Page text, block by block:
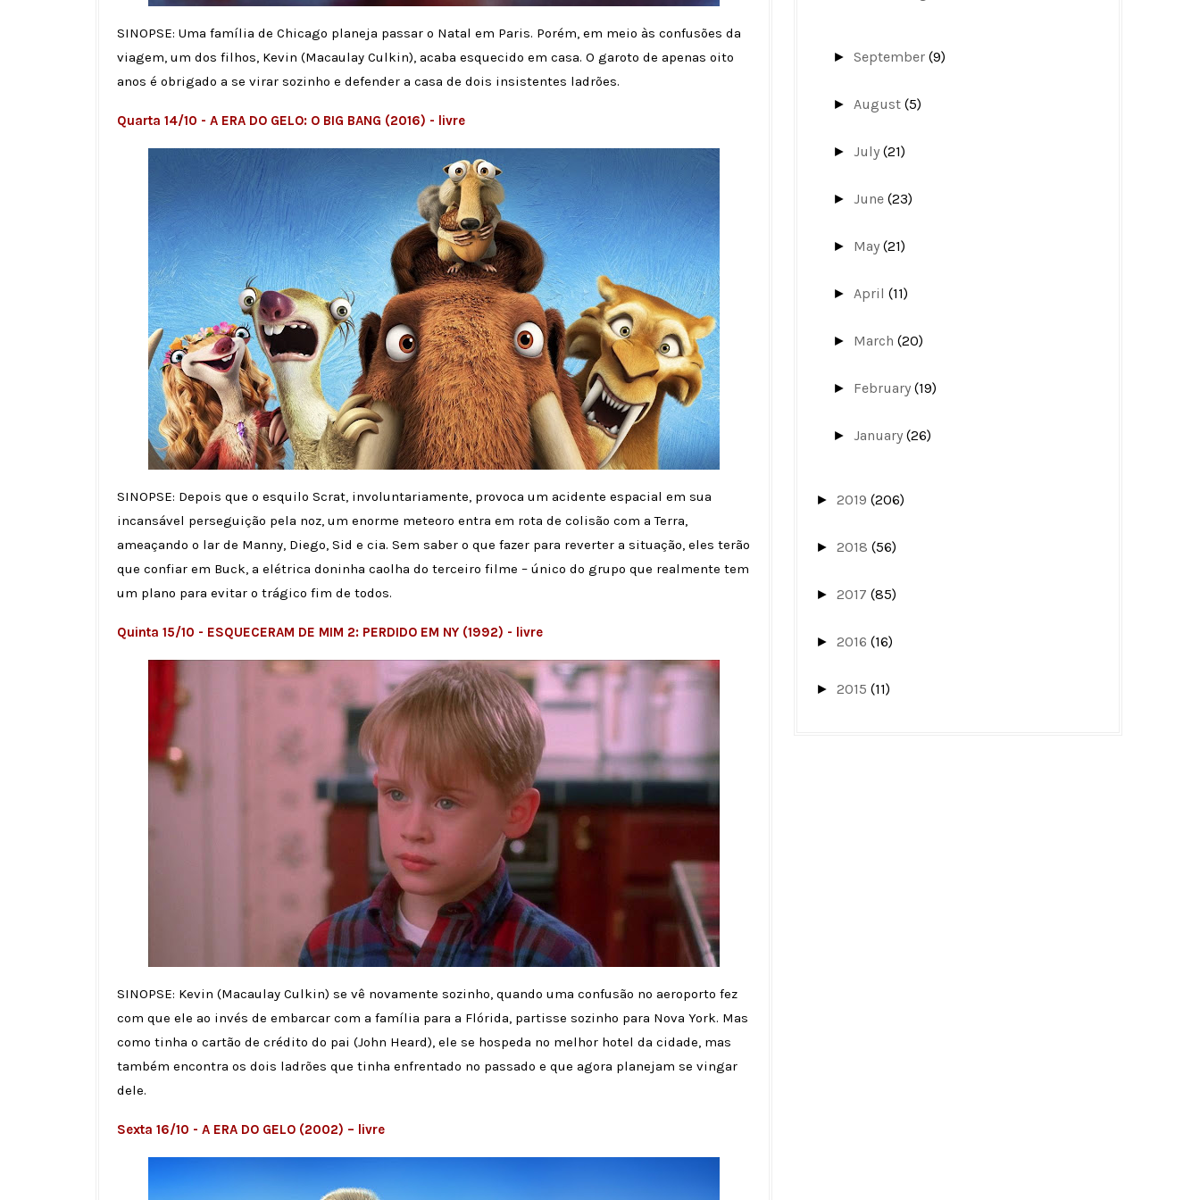
SINOPSE: Uma família de Chicago planeja passar o Natal em Paris. Porém, em meio às confusões da
viagem, um dos filhos, Kevin (Macaulay Culkin), acaba esquecido em casa. O garoto de apenas oito
anos é obrigado a se virar sozinho e defender a casa de dois insistentes ladrões.
Quarta 14/10 - A ERA DO GELO: O BIG BANG (2016) - livre
SINOPSE: Depois que o esquilo Scrat, involuntariamente, provoca um acidente espacial em sua
incansável perseguição pela noz, um enorme meteoro entra em rota de colisão com a Terra,
ameaçando o lar de Manny, Diego, Sid e cia. Sem saber o que fazer para reverter a situação, eles terão
que confiar em Buck, a elétrica doninha caolha do terceiro filme – único do grupo que realmente tem
um plano para evitar o trágico fim de todos.
Quinta 15/10 - ESQUECERAM DE MIM 2: PERDIDO EM NY (1992) - livre
SINOPSE: Kevin (Macaulay Culkin) se vê novamente sozinho, quando uma confusão no aeroporto fez
com que ele ao invés de embarcar com a família para a Flórida, partisse sozinho para Nova York. Mas
como tinha o cartão de crédito do pai (John Heard), ele se hospeda no melhor hotel da cidade, mas
também encontra os dois ladrões que tinha enfrentado no passado e que agora planejam se vingar
dele.
Sexta 16/10 - A ERA DO GELO (2002) – livre
►September(9)
► August(5)
►July(21)
►June(23)
► May(21)
► April(11)
► March(20)
► February(19)
►January(26)
► 2019 (206)
► 2018 (56)
► 2017 (85)
► 2016 (16)
► 2015 (11)